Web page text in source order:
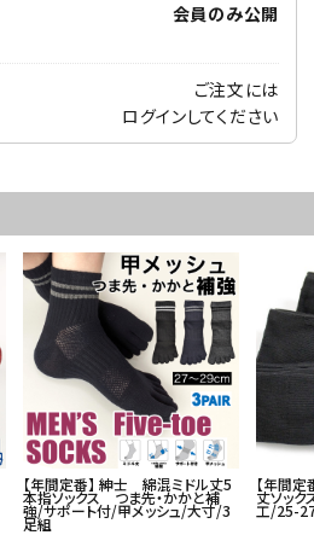
会員のみ公開
ご注文には
ログインしてください
【年間定番】 紳士 綿混ミドル丈5
本指ソックス つま先・かかと補
強/サポート付/甲メッシュ/大寸/3
足組
【年間
丈ソッ
工/25-